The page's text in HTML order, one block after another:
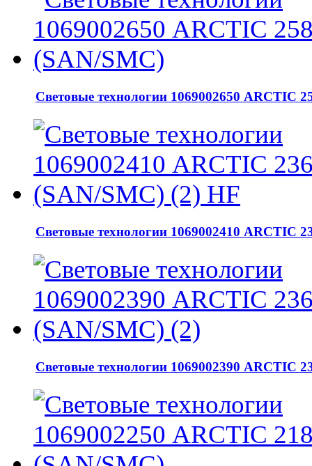
Световые технологии 1069002650 ARCTIC
Световые технологии 1069002410 ARCTIC
Световые технологии 1069002390 ARCTIC